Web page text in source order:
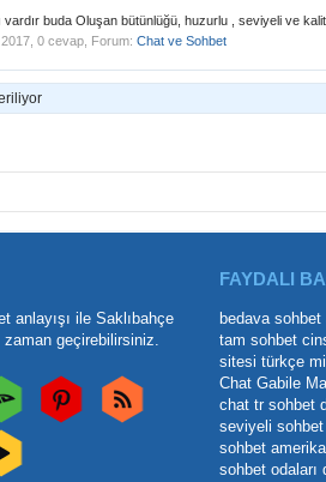
buda Oluşan bütünlüğü, huzurlu , seviyeli ve
, 0 cevap, Forum: Chat ve Sohbet
anlayışı ile Saklıbahçe
geçirebilirsiniz.
FAYDALI
bedava sohbet
tam sohbet
sitesi türkçe
Chat Gabile
chat tr sohbet
seviyeli sohbet
sohbet
sohbet odaları